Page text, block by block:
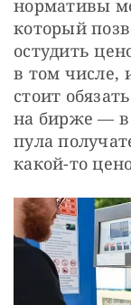
нормативы
который
остудить
в том числе,
стоит
на бирже — в
пула
какой-то